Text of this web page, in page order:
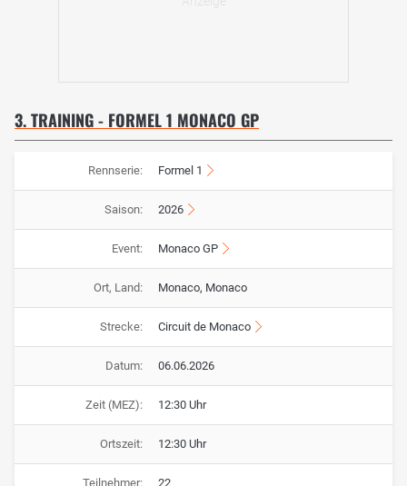
3. TRAINING - FORMEL 1 MONACO GP
Rennserie: Formel 1
Saison: 2026
Event: Monaco GP
Ort, Land: Monaco, Monaco
Strecke: Circuit de Monaco
Datum: 06.06.2026
Zeit (MEZ): 12:30 Uhr
Ortszeit: 12:30 Uhr
Teilnehmer: 22